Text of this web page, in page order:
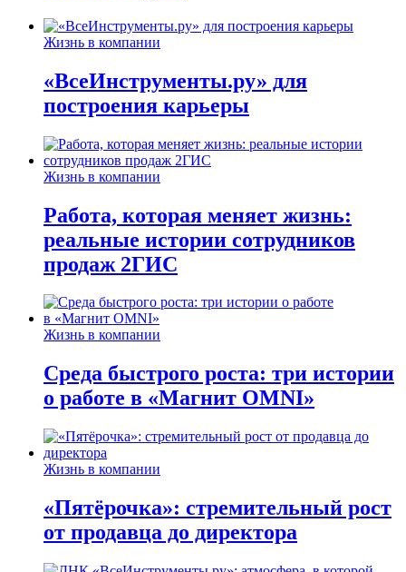
Жизнь в компании
«ВсеИнструменты.ру» для
построения карьеры
Жизнь в компании
Работа, которая меняет жизнь:
реальные истории сотрудников
продаж 2ГИС
Жизнь в компании
Среда быстрого роста: три истории
о работе в «Магнит OMNI»
Жизнь в компании
«Пятёрочка»: стремительный рост
от продавца до директора